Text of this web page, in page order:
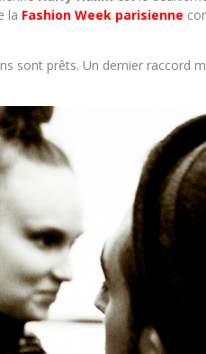
la Fashion Week parisienne
sont prêts. Un dernier raccord